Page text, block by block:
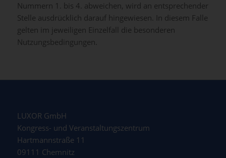
Nummern 1. bis 4. abweichen, wird an entsprechender
Stelle ausdrücklich darauf hingewiesen. In diesem Falle
gelten im jeweiligen Einzelfall die besonderen
Nutzungsbedingungen.
LUXOR GmbH
Kongress- und Veranstaltungszentrum
Hartmannstraße 11
09111 Chemnitz